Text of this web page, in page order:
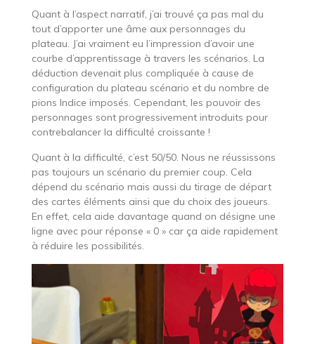
Quant à l’aspect narratif, j’ai trouvé ça pas mal du
tout d’apporter une âme aux personnages du
plateau. J’ai vraiment eu l’impression d’avoir une
courbe d’apprentissage à travers les scénarios. La
déduction devenait plus compliquée à cause de
configuration du plateau scénario et du nombre de
pions Indice imposés. Cependant, les pouvoir des
personnages sont progressivement introduits pour
contrebalancer la difficulté croissante !
Quant à la difficulté, c’est 50/50. Nous ne réussissons
pas toujours un scénario du premier coup. Cela
dépend du scénario mais aussi du tirage de départ
des cartes éléments ainsi que du choix des joueurs.
En effet, cela aide davantage quand on désigne une
ligne avec pour réponse « 0 » car ça aide rapidement
à réduire les possibilités.